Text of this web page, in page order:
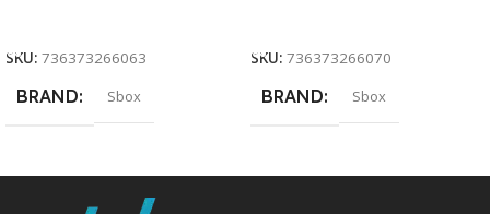
SKU: 736373266063
BRAND Sbox
SKU: 736373266070
BRAND Sbox